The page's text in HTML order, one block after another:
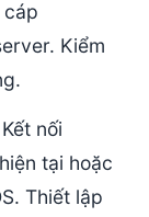
cáp
Kiểm
Kết nối
tại hoặc
Thiết lập